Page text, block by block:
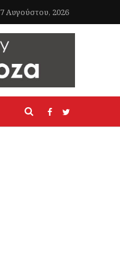
7 Αυγούστου, 2026